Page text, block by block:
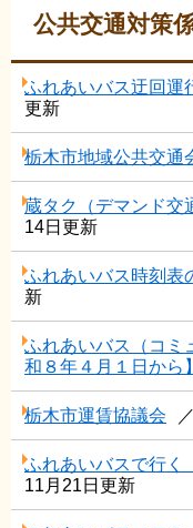
公共交通対策
ふれあいバス迂回運
更新
栃木市地域公共交通
蔵タク（デマンド交
14日更新
ふれあいバス時刻表
新
ふれあいバス（コミ
和８年４月１日から】
栃木市運賃協議会
ふれあいバスで行
11月21日更新